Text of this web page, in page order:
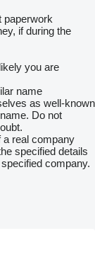
paperwork
if during the
you are
name
as well-known
Do not
a real company
specified details
company.